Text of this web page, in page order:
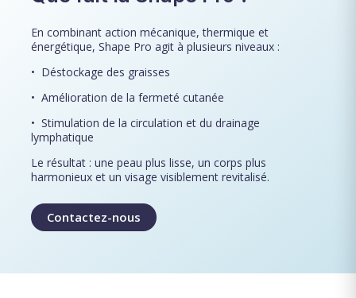
En combinant action mécanique, thermique et
énergétique, Shape Pro agit à plusieurs niveaux :
•⁠ ⁠Déstockage des graisses
•⁠ ⁠Amélioration de la fermeté cutanée
•⁠ ⁠Stimulation de la circulation et du drainage
lymphatique
Le résultat : une peau plus lisse, un corps plus
harmonieux et un visage visiblement revitalisé.
Contactez-nous